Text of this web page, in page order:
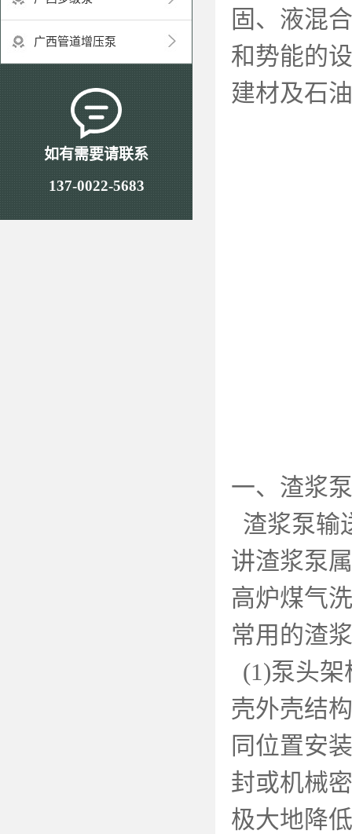
广西管道增压泵
如有需要请联系
137-0022-5683
固、液混
和势能的
建材及石
一、渣浆
渣浆泵输
讲渣浆泵
高炉煤气
常用的渣
(1)泵头架
壳外壳结
同位置安
封或机械
极大地降